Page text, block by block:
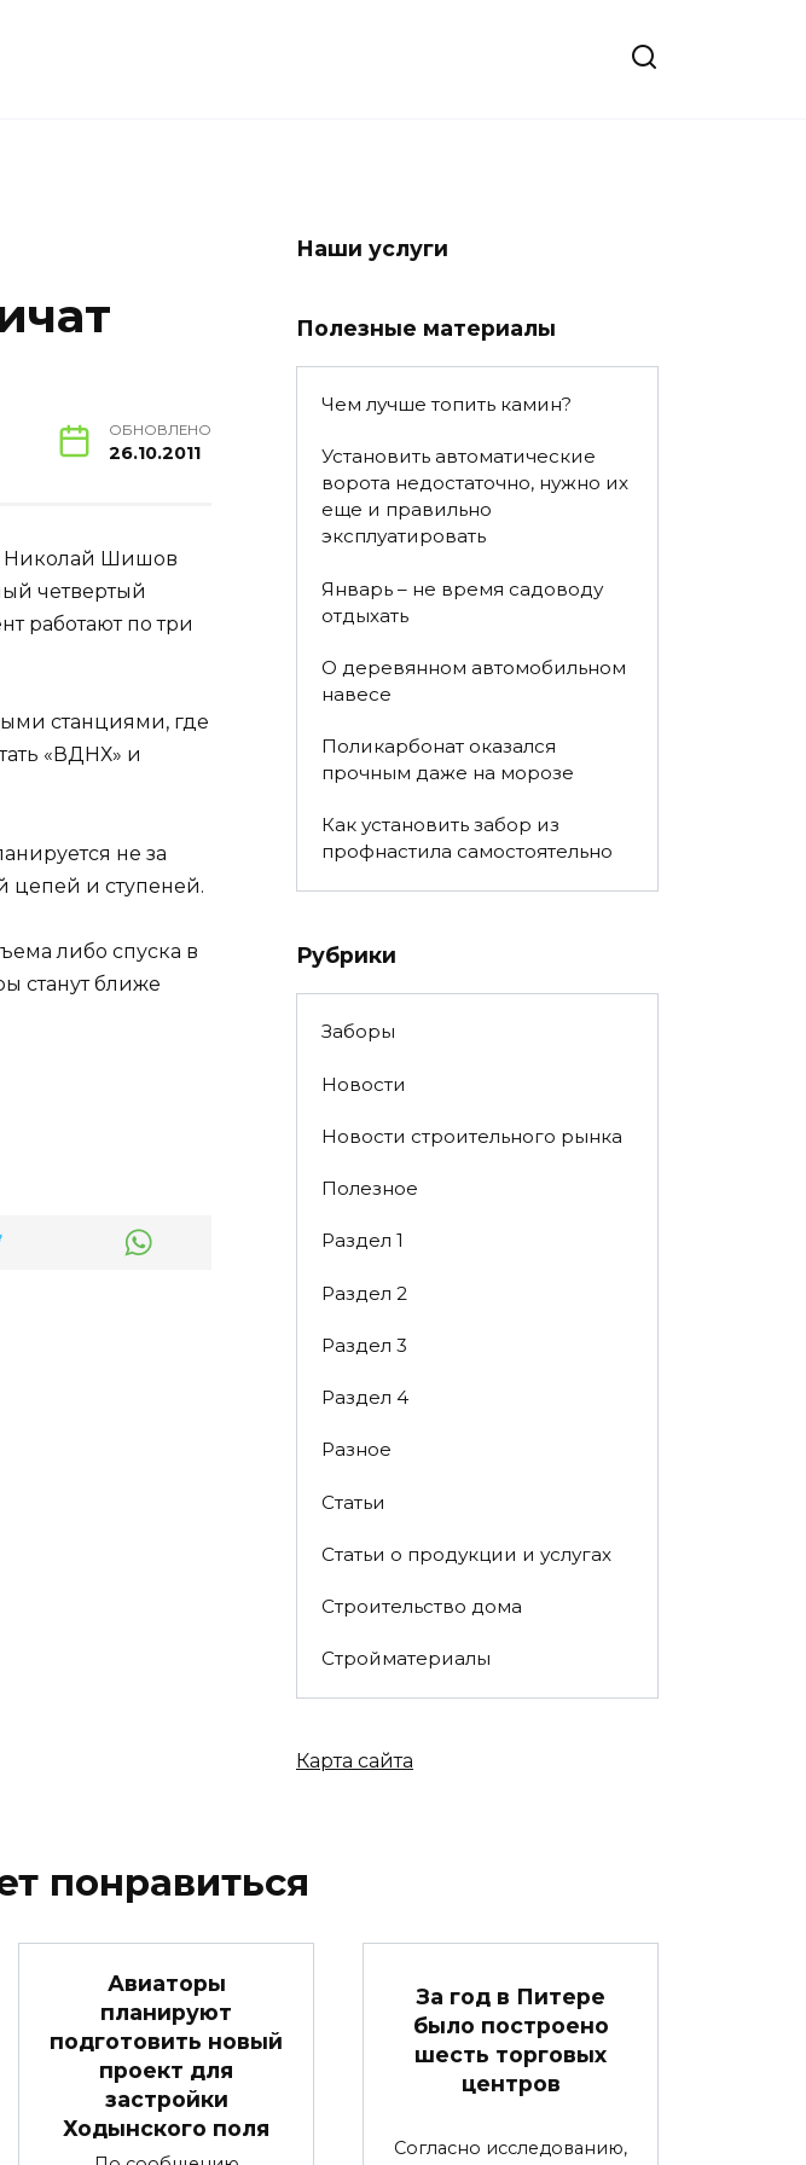
ОБНОВЛЕНО
26.10.2011
Николай Шишов
четвертый
работают по три
станциями, где
«ВДНХ» и
не за
цепей и ступеней.
либо спуска в
станут ближе
Наши услуги
Полезные материалы
Чем лучше топить камин?
Установить автоматические
ворота недостаточно, нужно их
еще и правильно
эксплуатировать
Январь – не время садоводу
отдыхать
О деревянном автомобильном
навесе
Поликарбонат оказался
прочным даже на морозе
Как установить забор из
профнастила самостоятельно
Рубрики
Заборы
Новости
Новости строительного рынка
Полезное
Раздел 1
Раздел 2
Раздел 3
Раздел 4
Разное
Статьи
Статьи o продукции и услугах
Строительство дома
Стройматериалы
Карта сайта
понравиться
Авиаторы
планируют
подготовить новый
проект для
застройки
Ходынского поля
За год в Питере
было построено
шесть торговых
центров
Согласно исследованию,